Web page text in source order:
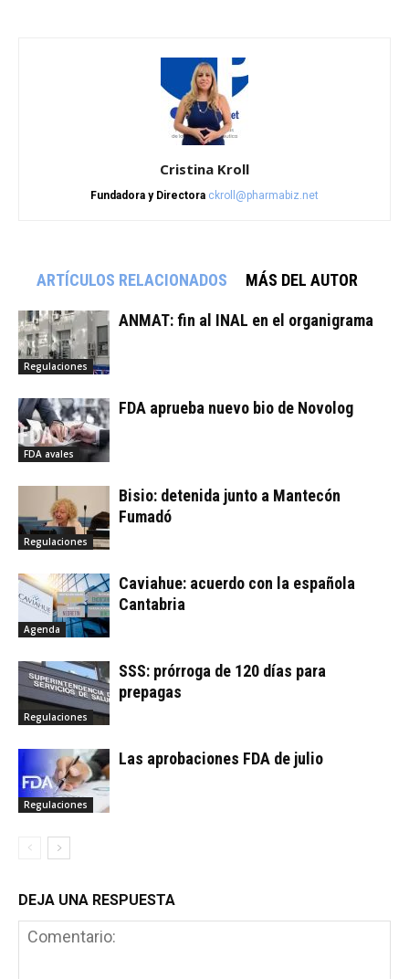
Cristina Kroll
Fundadora y Directora ckroll@pharmabiz.net
ARTÍCULOS RELACIONADOS MÁS DEL AUTOR
Regulaciones
ANMAT: fin al INAL en el organigrama
FDA avales
FDA aprueba nuevo bio de Novolog
Regulaciones
Bisio: detenida junto a Mantecón
Fumadó
Agenda
Caviahue: acuerdo con la española
Cantabria
Regulaciones
SSS: prórroga de 120 días para
prepagas
Regulaciones
Las aprobaciones FDA de julio
DEJA UNA RESPUESTA